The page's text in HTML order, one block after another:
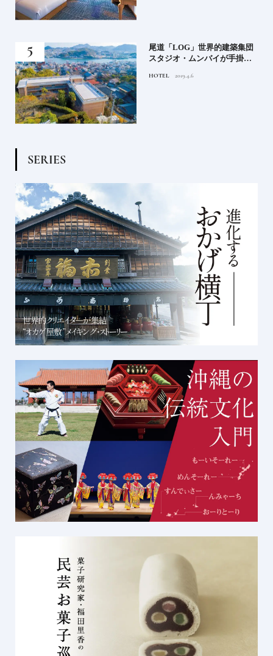
尾道「LOG」世界的建築集団
スタジオ・ムンバイが手掛け
HOTEL 2019.4.6
SERIES